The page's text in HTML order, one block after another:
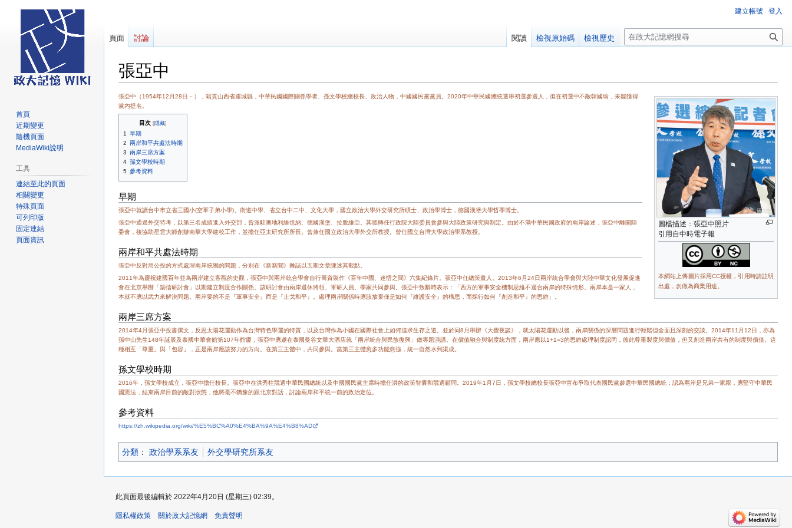
張亞中
跳
至
覽
跳
至
尋
圖檔描述：張亞中照片
引用自中時電子報
本網站上傳圖片採用CC授權，引用時請註明
出處，勿做為商業用途。
張亞中（1954年12月28日－），籍貫山西省運城縣，中華民國國際關係學者、孫文學校總校長、政治人物，中國國民黨黨員。2020年中華民國總統選舉初選參選人，但在初選中不敵韓國瑜，未能獲得
黨內提名。
目次
1 早期
2 兩岸和平共處法時期
3 兩岸三席方案
4 孫文學校時期
5 參考資料
早期
張亞中就讀台中市立省三國小(空軍子弟小學)、衛道中學、省立台中二中、文化大學，國立政治大學外交研究所碩士、政治學博士，德國漢堡大學哲學博士。
張亞中通過外交特考，以第三名成績進入外交部，曾派駐奧地利維也納、德國漢堡、拉脫維亞。其後轉任行政院大陸委員會參與大陸政策研究與制定。由於不滿中華民國政府的兩岸論述，張亞中離開陸
委會，後協助星雲大師創辦南華大學建校工作，並擔任亞太研究所所長。曾兼任國立政治大學外交所教授。曾任國立台灣大學政治學系教授。
兩岸和平共處法時期
張亞中反對用公投的方式處理兩岸統獨的問題，分別在《新新聞》雜誌以五期文章陳述其觀點。
2011年為慶祝建國百年並為兩岸建立客觀的史觀，張亞中與兩岸統合學會自行籌資製作《百年中國、迷悟之間》六集紀錄片。張亞中任總策畫人。2013年6月24日兩岸統合學會與大陸中華文化發展促進
會在北京舉辦「築信研討會」以期建立制度合作關係。該研討會由兩岸退休將領、軍研人員、學家共同參與。張亞中致辭時表示：「西方的軍事安全機制思維不適合兩岸的特殊情形。兩岸本是一家人，
本就不應以武力來解決問題。兩岸要的不是『軍事安全』而是『止戈和平』。處理兩岸關係時應該放棄僅是如何『維護安全』的構思，而採行如何『創造和平』的思維」。
兩岸三席方案
2014年4月張亞中投書撰文，反思太陽花運動作為台灣特色學運的特質，以及台灣作為小國在國際社會上如何追求生存之道。並於同8月舉辦《大覺夜談》，就太陽花運動以後，兩岸關係的深層問題進行輕鬆但全面且深刻的交談。2014年11月12日，亦為
孫中山先生148年誕辰及泰國中華會館第107年館慶，張亞中應邀在泰國曼谷文華大酒店就「兩岸統合與民族復興」做專題演講。在價值融合與制度統方面，兩岸應以1+1=3的思維處理制度認同，彼此尊重製度與價值，但又創造兩岸共有的制度與價值。這
種相互「尊重」與「包容」，正是兩岸應該努力的方向。在第三主體中，共同參與。當第三主體愈多功能愈強，統一自然水到渠成。
孫文學校時期
2016年，孫文學校成立，張亞中擔任校長。張亞中在洪秀柱競選中華民國總統以及中國國民黨主席時擔任洪的政策智囊和競選顧問。2019年1月7日，孫文學校總校長張亞中宣布爭取代表國民黨參選中華民國總統；認為兩岸是兄弟一家親，應堅守中華民
國憲法，結束兩岸目前的敵對狀態，他將毫不猶豫的跟北京對話，討論兩岸和平統一前的政治定位。
參考資料
https://zh.wikipedia.org/wiki/%E5%BC%A0%E4%BA%9A%E4%B8%AD
分類 ：​ 政治學系系友 外交學研究所系友
建立帳號 登入
頁面 討論 閱讀 檢視原始碼 檢視歷史
搜
尋
首頁
近期變更
隨機頁面
MediaWiki說明
工具
連結至此的頁面
相關變更
特殊頁面
可列印版
固定連結
頁面資訊
此頁面最後編輯於 2022年4月20日 (星期三) 02:39。
隱私權政策 關於政大記憶網 免責聲明